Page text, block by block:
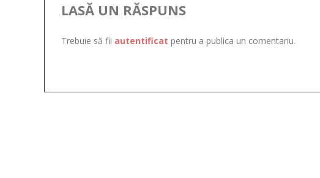
LASĂ UN RĂSPUNS
Trebuie să fii autentificat pentru a publica un comentariu.